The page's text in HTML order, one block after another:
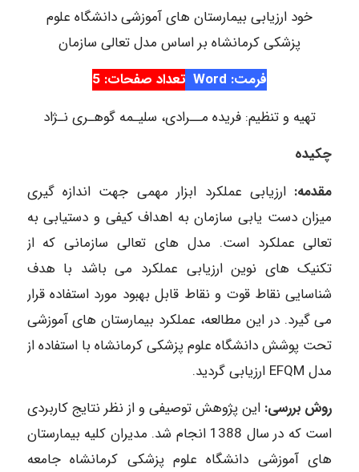
خود ارزیابی بیمارستان های آموزشی دانشگاه علوم
پزشکی کرمانشاه بر اساس مدل تعالی سازمان
فرمت: Word
تعداد صفحات: 5
تهیه و تنظیم: فریده مــرادی، سلیـمه گوهـری نـژاد
چکیده
مقدمه: ارزیابی عملکرد ابزار مهمی جهت اندازه گیری
میزان دست یابی سازمان به اهداف کیفی و دستیابی به
تعالی عملکرد است. مدل های تعالی سازمانی که از
تکنیک های نوین ارزیابی عملکرد می باشد با هدف
شناسایی نقاط قوت و نقاط قابل بهبود مورد استفاده قرار
می گیرد. در این مطالعه، عملکرد بیمارستان های آموزشی
تحت پوشش دانشگاه علوم پزشکی کرمانشاه با استفاده از
مدل EFQM ارزیابی گردید.
روش بررسی: این پژوهش توصیفی و از نظر نتایج کاربردی
است که در سال 1388 انجام شد. مدیران کلیه بیمارستان
های آموزشی دانشگاه علوم پزشکی کرمانشاه جامعه